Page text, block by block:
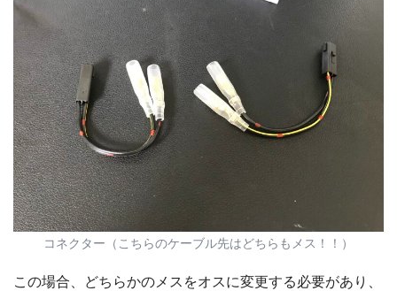
コネクター（こちらのケーブル先はどちらもメス！！）
この場合、どちらかのメスをオスに変更する必要があり、